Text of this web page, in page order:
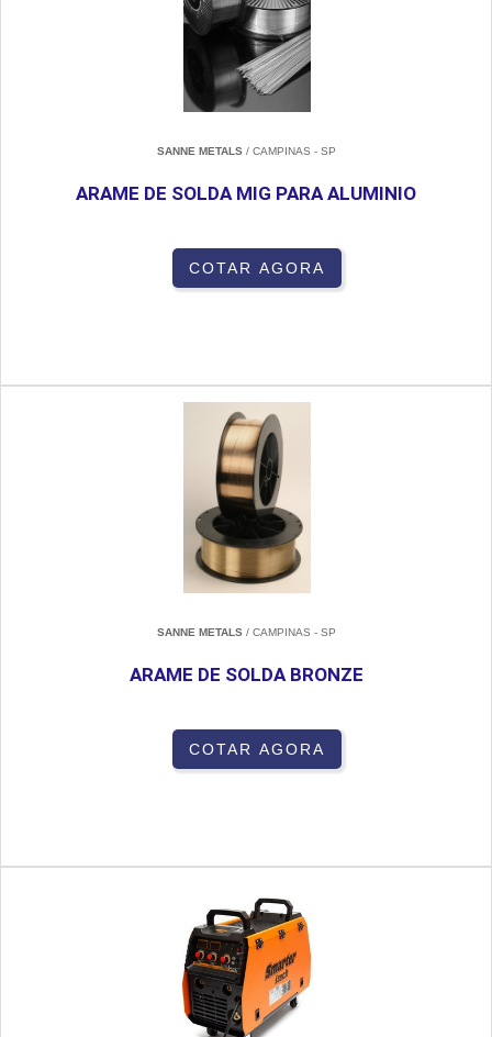
SANNE METALS/ CAMPINAS - SP
ARAME DE SOLDA MIG PARA ALUMINIO
COTAR AGORA
SANNE METALS/ CAMPINAS - SP
ARAME DE SOLDA BRONZE
COTAR AGORA